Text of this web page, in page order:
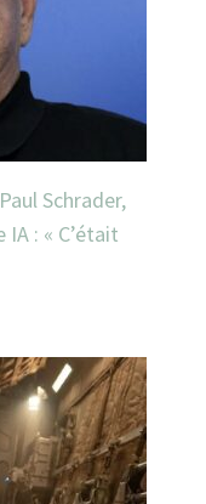
Schrader,
: « C’était